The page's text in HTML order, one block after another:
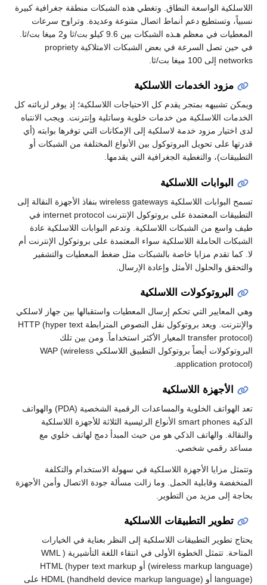
اللاسلكية الواسعة النطاق. وتغطي هذه الشبكات منطقة جغرافية كبيرة
نسبياً، وتستطيع دعم أنماط اتصال متنوعة وعديدة. وتراوح سرعات
المعطيات في معظم هـذه الشبكات بين 9.6 كيلو بت/ثا و2 ميغا بت/ثا.
في حين تصل السرعة في بعض الشبكات الامتلاكية propriety
networks إلى 100 ميغا بت/ثا.
مزود الخدمات اللاسلكية
ويمكن تشبيهه بمتجر يقدم كل الاحتياجات اللاسلكية؛ إذ يوفر لزبائنه كل
الخدمات اللاسلكية من خدمات خلوية وساتلية وإنترنت. ويجب الانتباه
لدى اختيار مزود خدمة لاسلكية إلى الإمكانات التي توفرها بوابته (أي
قدرتها على تحويل البروتوكول بين الأنواع المختلفة من الشبكات أو
التطبيقات)، والتغطية الجغرافية التي يقدمها.
البوابات اللاسلكية
تسمح البوابات اللاسلكية wireless gateways بنفاذ الأجهزة النقالة إلى
التطبيقات المعتمدة على بروتوكول الإنترنت internet protocol في
طيف واسع من الشبكات اللاسلكية. وتدعم البوابات اللاسلكية عادة
الشبكات الحاملة اللاسلكية سواء المعتمدة على بروتوكول الإنترنت أم
لا. كما تقدم مزايا خاصة بالشبكات مثل ضغط المعطيات والتشفير
والتحقق والحلول الأمثل وإعادة الإرسال.
البروتوكولات اللاسلكية
وهي المعايير التي تحكم إرسال المعطيات واستقبالها بين جهاز لاسلكي
والإنترنت. ويعد بروتوكول نقل النصوص المترابطة HTTP (hyper text
transfer protocol) المعيار الأكثر استخداماً. ومن بين تلك
البروتوكولات أيضاً بروتوكول التطبيق اللاسلكي WAP (wireless
application protocol).
الأجهزة اللاسلكية
تعد الهواتف الخلوية والمساعدات الرقمية الشخصية (PDA) والهواتف
الذكية smart phones الأنواع الرئيسية الثلاثة للأجهزة اللاسلكية
والنقالة. والهاتف الذكي هو من حيث المبدأ دمج لهاتف خلوي مع
مساعد رقمي شخصي.
وتتمثل مزايا الأجهزة اللاسلكية في سهولة الاستخدام والتكلفة
المنخفضة وقابلية الحمل. وما زالت مسألة جودة الاتصال وأمن الأجهزة
بحاجة إلى مزيد من التطوير.
تطوير التطبيقات اللاسلكية
يحتاج تطوير التطبيقات اللاسلكية إلى النظر بعناية في الخيارات
المتاحة. تتمثل الخطوة الأولى في انتقاء اللغة التأشيرية ( WML
(wireless markup language) أو HTML (hyper text markup
language) أو HDML (handheld device markup language) على